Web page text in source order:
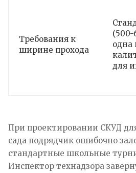
Требования к
ширине прохода
одна
для
При проектировании СКУД
сада подрядчик ошибочно
стандартные школьные
Инспектор технадзора